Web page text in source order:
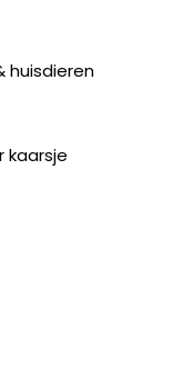
huisdieren
kaarsje